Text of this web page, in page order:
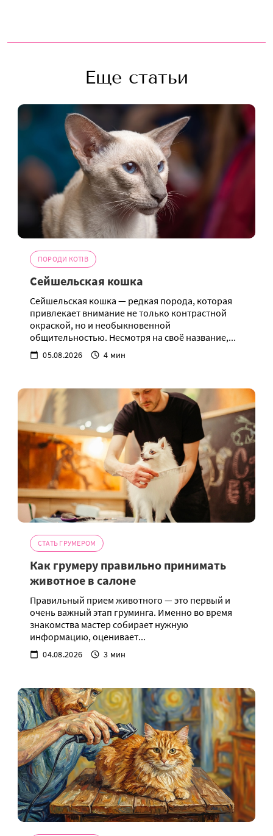
Еще статьи
ПОРОДИ КОТІВ
Сейшельская кошка
Сейшельская кошка — редкая порода, которая
привлекает внимание не только контрастной
окраской, но и необыкновенной
общительностью. Несмотря на своё название,...
05.08.2026 4 мин
СТАТЬ ГРУМЕРОМ
Как грумеру правильно принимать
животное в салоне
Правильный прием животного — это первый и
очень важный этап груминга. Именно во время
знакомства мастер собирает нужную
информацию, оценивает...
04.08.2026 3 мин